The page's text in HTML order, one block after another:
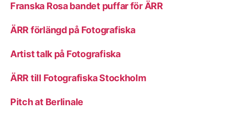
Franska Rosa bandet puffar för ÄRR
ÄRR förlängd på Fotografiska
Artist talk på Fotografiska
ÄRR till Fotografiska Stockholm
Pitch at Berlinale